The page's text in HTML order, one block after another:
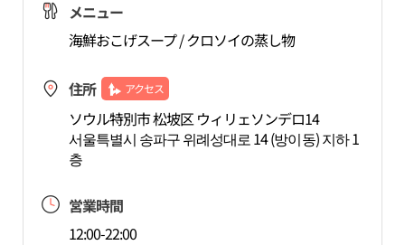
メニュー
海鮮おこげスープ / クロソイの蒸し物
住所 アクセス
ソウル特別市 松坡区 ウィリェソンデロ14
서울특별시 송파구 위례성대로 14 (방이동) 지하 1
층
営業時間
12:00-22:00